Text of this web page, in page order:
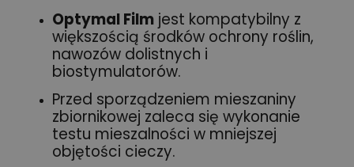
Optymal Film jest kompatybilny z
większością środków ochrony roślin,
nawozów dolistnych i
biostymulatorów.
Przed sporządzeniem mieszaniny
zbiornikowej zaleca się wykonanie
testu mieszalności w mniejszej
objętości cieczy.